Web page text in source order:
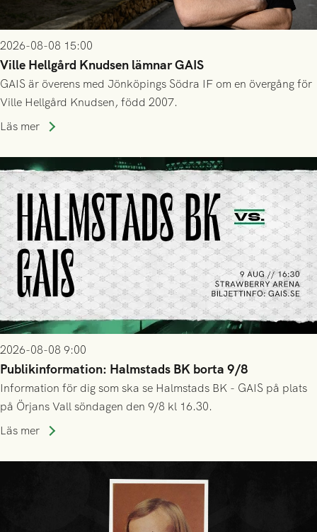
2026-08-08 15:00
Ville Hellgård Knudsen lämnar GAIS
GAIS är överens med Jönköpings Södra IF om en övergång för
Ville Hellgård Knudsen, född 2007.
Läs mer
2026-08-08 9:00
Publikinformation: Halmstads BK borta 9/8
Information för dig som ska se Halmstads BK - GAIS på plats
på Örjans Vall söndagen den 9/8 kl 16.30.
Läs mer